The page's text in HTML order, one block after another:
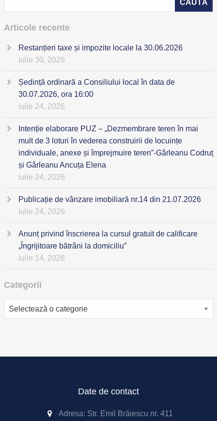
Articole recente
Restanțieri taxe și impozite locale la 30.06.2026
iulie 30, 2026
Ședință ordinară a Consiliului local în data de
30.07.2026, ora 16:00
iulie 24, 2026
Intenție elaborare PUZ – „Dezmembrare teren în mai
mult de 3 loturi în vederea construirii de locuințe
individuale, anexe și împrejmuire teren”-Gârleanu Codruț
și Gârleanu Ancuța Elena
iulie 24, 2026
Publicație de vânzare imobiliară nr.14 din 21.07.2026
iulie 24, 2026
Anunț privind înscrierea la cursul gratuit de calificare
„Îngrijitoare bătrâni la domiciliu”
iulie 14, 2026
Categorii
Categorii
Date de contact
Adresa: Str. Emil Brăiescu nr. 411